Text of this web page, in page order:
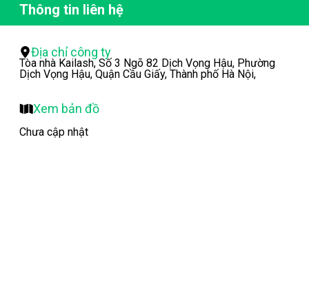
Thông tin liên hệ
Địa chỉ công ty
Tòa nhà Kailash, Số 3 Ngõ 82 Dịch Vọng Hậu, Phường
Dịch Vọng Hậu, Quận Cầu Giấy, Thành phố Hà Nội,
Xem bản đồ
Chưa cập nhật